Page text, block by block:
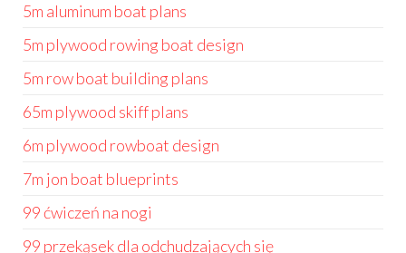
5m aluminum boat plans
5m plywood rowing boat design
5m row boat building plans
65m plywood skiff plans
6m plywood rowboat design
7m jon boat blueprints
99 ćwiczeń na nogi
99 przekąsek dla odchudzających się